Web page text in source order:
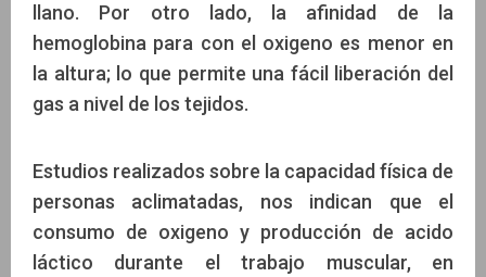
llano. Por otro lado, la afinidad de la
hemoglobina para con el oxigeno es menor en
la altura; lo que permite una fácil liberación del
gas a nivel de los tejidos.
Estudios realizados sobre la capacidad física de
personas aclimatadas, nos indican que el
consumo de oxigeno y producción de acido
láctico durante el trabajo muscular, en